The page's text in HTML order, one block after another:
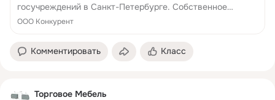
госучреждений в Санкт-Петербурге. Собственное
производство мебели для школы.
ООО Конкурент
Комментировать Класс
Торговое Мебель